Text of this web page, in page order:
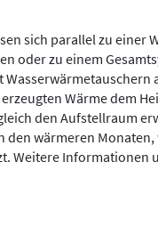
sich parallel zu einer
oder zu einem
Wärme dem
den Aufstellraum
den wärmeren
Weitere Informationen